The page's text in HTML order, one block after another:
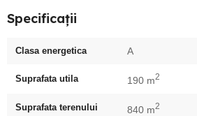
Specificații
Clasa energetica A
Suprafata utila 190 m2
Suprafata terenului 840 m2